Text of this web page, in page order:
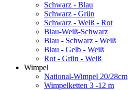
Schwarz - Blau
Schwarz - Grün
Schwarz - Weiß - Rot
Blau-Weiß-Schwarz
Blau - Schwarz - Weiß
Blau - Gelb - Weiß
Rot - Grün - Weiß
Wimpel
National-Wimpel 20/28cm
Wimpelketten 3 -12 m